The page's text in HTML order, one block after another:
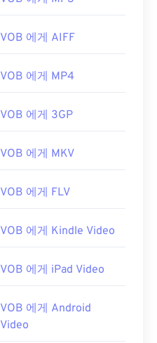
VOB 에게 AIFF
VOB 에게 MP4
VOB 에게 3GP
VOB 에게 MKV
VOB 에게 FLV
VOB 에게 Kindle Video
VOB 에게 iPad Video
VOB 에게 Android
Video